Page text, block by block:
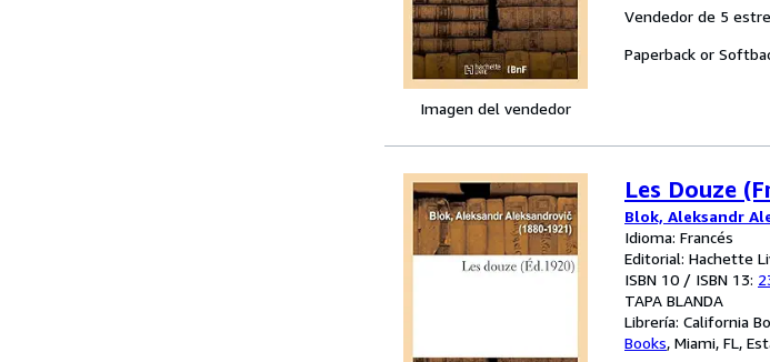
Imagen del vendedor
Vendedor de 5
Paperback or
Les Douze
Blok, Aleksandr
Idioma: Francés
Editorial: Hachette
ISBN 10 / ISBN 13:
TAPA BLANDA
Librería: California
Books, Miami, FL,